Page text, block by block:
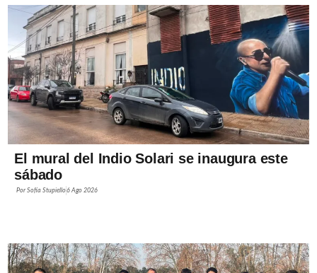
El mural del Indio Solari se inaugura este
sábado
PorSofía Stupiello6 Ago 2026